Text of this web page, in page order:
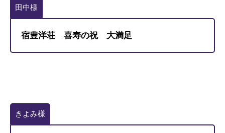
田中様
宿豊洋荘 喜寿の祝 大満足
きよみ様